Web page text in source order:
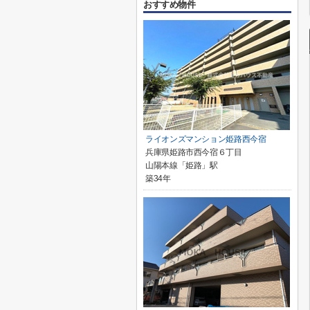
おすすめ物件
ライオンズマンション姫路西今宿
兵庫県姫路市西今宿６丁目
山陽本線「姫路」駅
築34年